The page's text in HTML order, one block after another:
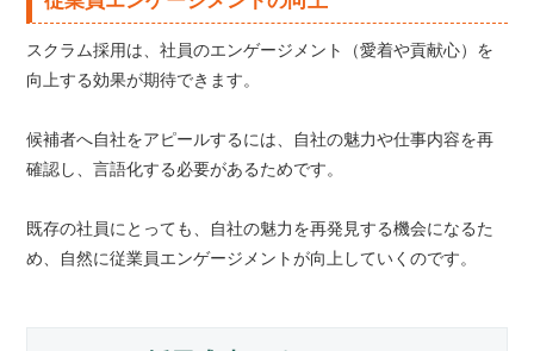
スクラム採用は、社員のエンゲージメント（愛着や貢献心）を
向上する効果が期待できます。
候補者へ自社をアピールするには、自社の魅力や仕事内容を再
確認し、言語化する必要があるためです。
既存の社員にとっても、自社の魅力を再発見する機会になるた
め、自然に従業員エンゲージメントが向上していくのです。